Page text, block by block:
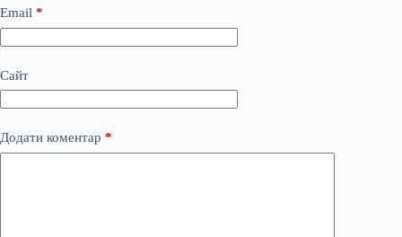
Email *
Сайт
Додати коментар *